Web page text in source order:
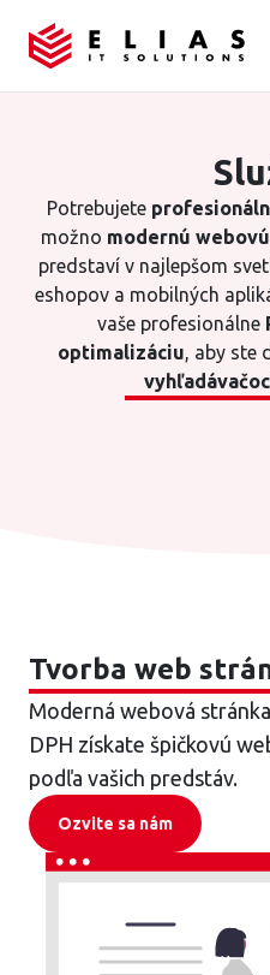
Potrebujete
možno modernú
predstaví v najlepšom
eshopov a mobilných
vaše profesionálne
optimalizáciu, aby ste
Tvorba web
Moderná webová
DPH získate špičkovú
podľa vašich predstáv.
Ozvite sa nám